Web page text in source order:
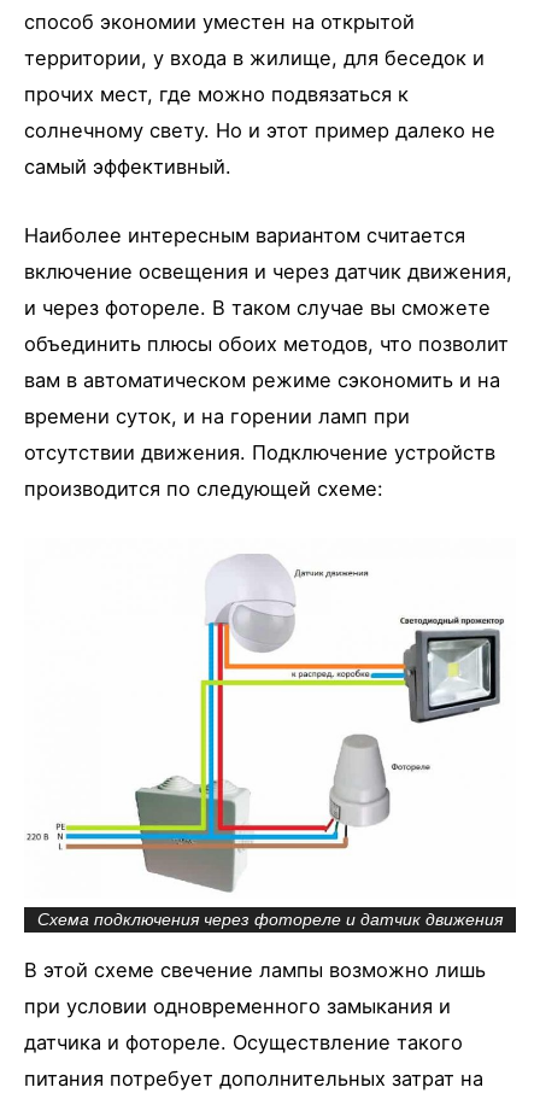
способ экономии уместен на открытой
территории, у входа в жилище, для беседок и
прочих мест, где можно подвязаться к
солнечному свету. Но и этот пример далеко не
самый эффективный.
Наиболее интересным вариантом считается
включение освещения и через датчик движения,
и через фотореле. В таком случае вы сможете
объединить плюсы обоих методов, что позволит
вам в автоматическом режиме сэкономить и на
времени суток, и на горении ламп при
отсутствии движения. Подключение устройств
производится по следующей схеме:
Схема подключения через фотореле и датчик движения
В этой схеме свечение лампы возможно лишь
при условии одновременного замыкания и
датчика и фотореле. Осуществление такого
питания потребует дополнительных затрат на